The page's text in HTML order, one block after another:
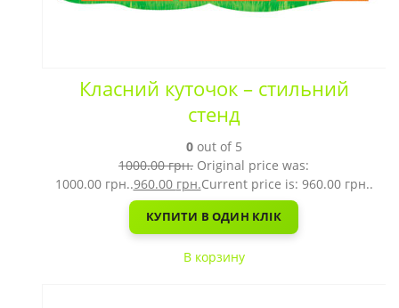
Класний куточок – стильний
стенд
0out of 5
1000.00грн. Original price was:
1000.00 грн..960.00 грн.Current price is: 960.00 грн..
КУПИТИ В ОДИН КЛІК
В корзину